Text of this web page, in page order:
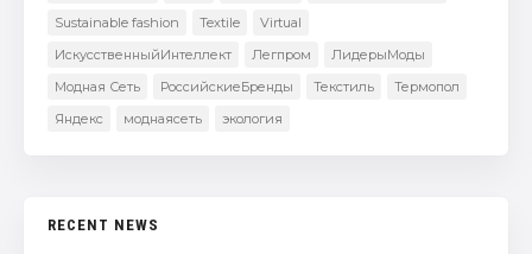
Sustainable fashion
Textile
Virtual
ИскусственныйИнтеллект
Легпром
ЛидерыМоды
Модная Сеть
РоссийскиеБренды Текстиль
Термопол
Яндекс
моднаясеть экология
RECENT NEWS